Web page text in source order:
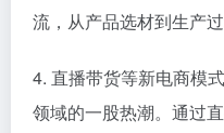
流，从产品选材到生产
4. 直播带货等新电商模
领域的一股热潮。通过